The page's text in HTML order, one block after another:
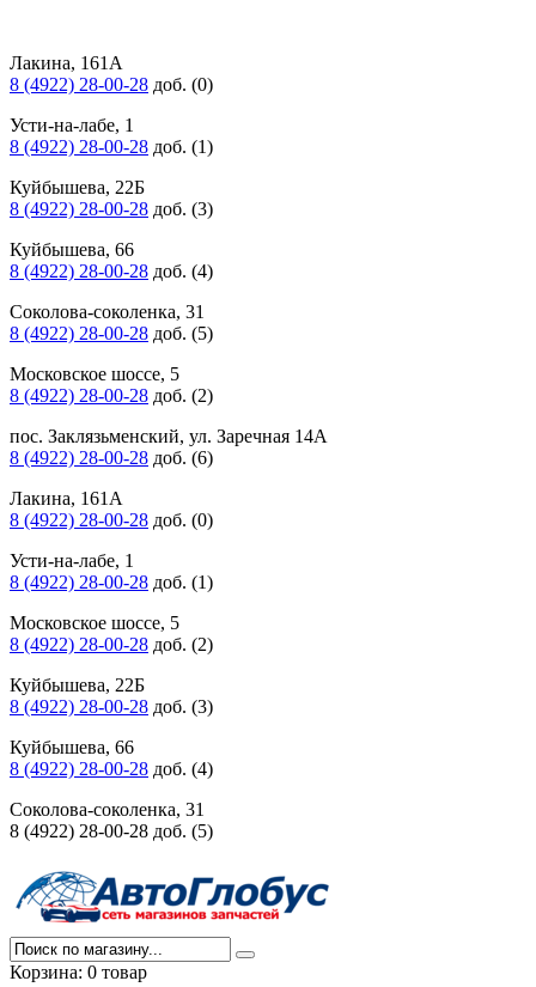
Лакина, 161А
8 (4922) 28-00-28 доб. (0)
Усти-на-лабе, 1
8 (4922) 28-00-28 доб. (1)
Куйбышева, 22Б
8 (4922) 28-00-28 доб. (3)
Куйбышева, 66
8 (4922) 28-00-28 доб. (4)
Соколова-соколенка, 31
8 (4922) 28-00-28 доб. (5)
Московское шоссе, 5
8 (4922) 28-00-28 доб. (2)
пос. Заклязьменский, ул. Заречная 14А
8 (4922) 28-00-28 доб. (6)
Лакина, 161А
8 (4922) 28-00-28 доб. (0)
Усти-на-лабе, 1
8 (4922) 28-00-28 доб. (1)
Московское шоссе, 5
8 (4922) 28-00-28 доб. (2)
Куйбышева, 22Б
8 (4922) 28-00-28 доб. (3)
Куйбышева, 66
8 (4922) 28-00-28 доб. (4)
Соколова-соколенка, 31
8 (4922) 28-00-28 доб. (5)
Корзина: 0 товар